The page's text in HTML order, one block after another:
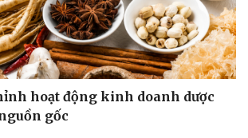
hoạt động kinh doanh dược
gốc